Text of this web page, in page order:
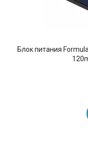
Блок питания